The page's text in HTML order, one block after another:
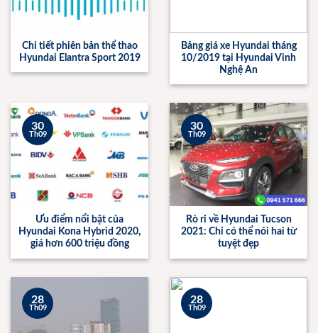
Chi tiết phiên bản thể thao
Hyundai Elantra Sport 2019
Bảng giá xe Hyundai tháng
10/2019 tại Hyundai Vinh
Nghệ An
Ưu điểm nổi bật của
Hyundai Kona Hybrid 2020,
giá hơn 600 triệu đồng
30
Th09
Rò rỉ về Hyundai Tucson
2021: Chỉ có thể nói hai từ
tuyệt đẹp
30
Th09
28
Th09
28
Th09